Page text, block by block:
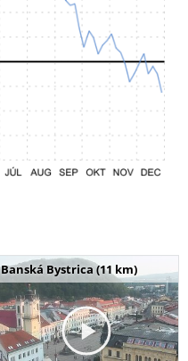
Banská Bystrica (11 km)